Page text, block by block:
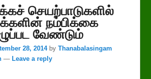
செயற்பாடுகளில்
நம்பிக்கை
வேண்டும்
28, 2014 byThanabalasingam
— Leave a reply